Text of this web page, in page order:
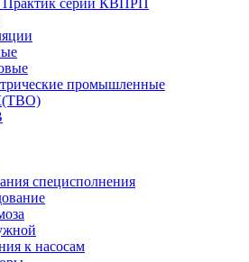
серии КВПРП
промышленные
специсполнения
к насосам